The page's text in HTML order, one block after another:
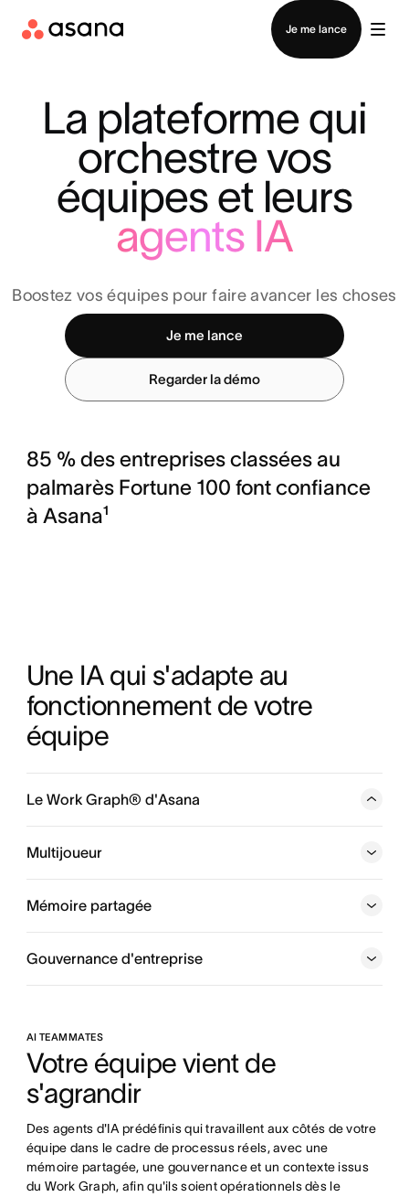
Je me lance
Contacter le service commercial
La plateforme qui
orchestre vos
équipes et leurs
agents IA
Boostez vos équipes pour faire avancer les choses
Je me lance
Regarder la démo
85 % des entreprises classées au
palmarès Fortune 100 font confiance
à Asana¹
Une IA qui s'adapte au
fonctionnement de votre
équipe
Le Work Graph® d'Asana
Un réseau neuronal de tout ce que fait votre entreprise,
chaque personne, tâche, projet, objectif et dépendance
but.
Multijoueur
Mémoire partagée
Gouvernance d'entreprise
AI TEAMMATES
Votre équipe vient de
s'agrandir
Des agents d'IA prédéfinis qui travaillent aux côtés de votre
équipe dans le cadre de processus réels, avec une
mémoire partagée, une gouvernance et un contexte issus
du Work Graph, afin qu'ils soient opérationnels dès le